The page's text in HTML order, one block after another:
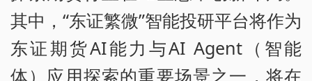
其中，“东证繁微”智能投研平台将作为
东证期货AI能力与AI Agent（智能
体）应用探索的重要场景之一，将在